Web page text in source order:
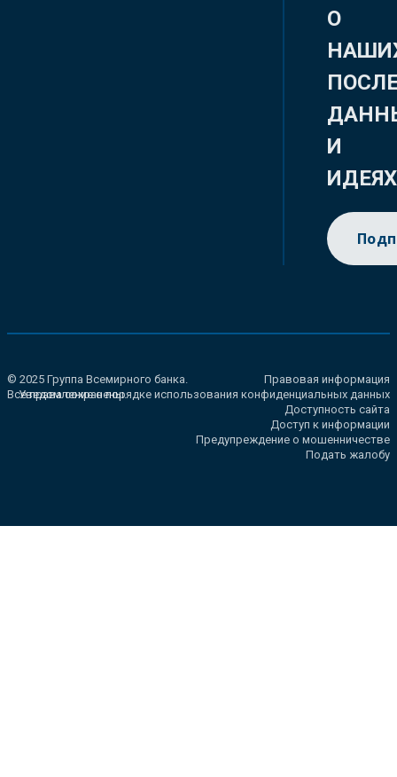
О
И
ИДЕЯХ
© 2025 Группа Всемирного банка.
Все права сохранены.
Правовая информация
Уведомление о порядке использования конфиденциальных данных
Доступность сайта
Доступ к информации
Предупреждение о мошенничестве
Подать жалобу